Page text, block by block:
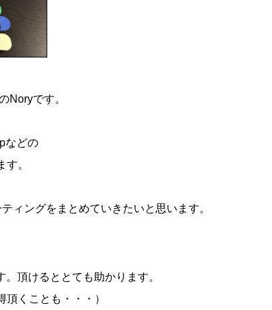
Noryです。
などの
。
ィングをまとめていきたいと思います。
。頂けるととても助かります。
頂くことも・・・）